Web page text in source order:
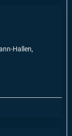
Hallen,